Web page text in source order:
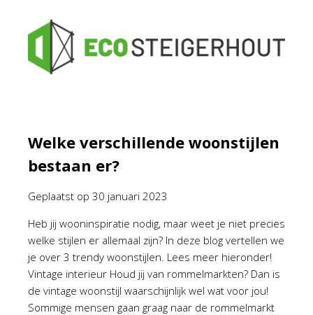
Welke verschillende woonstijlen
bestaan er?
Geplaatst op 30 januari 2023
Heb jij wooninspiratie nodig, maar weet je niet precies
welke stijlen er allemaal zijn? In deze blog vertellen we
je over 3 trendy woonstijlen. Lees meer hieronder!
Vintage interieur Houd jij van rommelmarkten? Dan is
de vintage woonstijl waarschijnlijk wel wat voor jou!
Sommige mensen gaan graag naar de rommelmarkt